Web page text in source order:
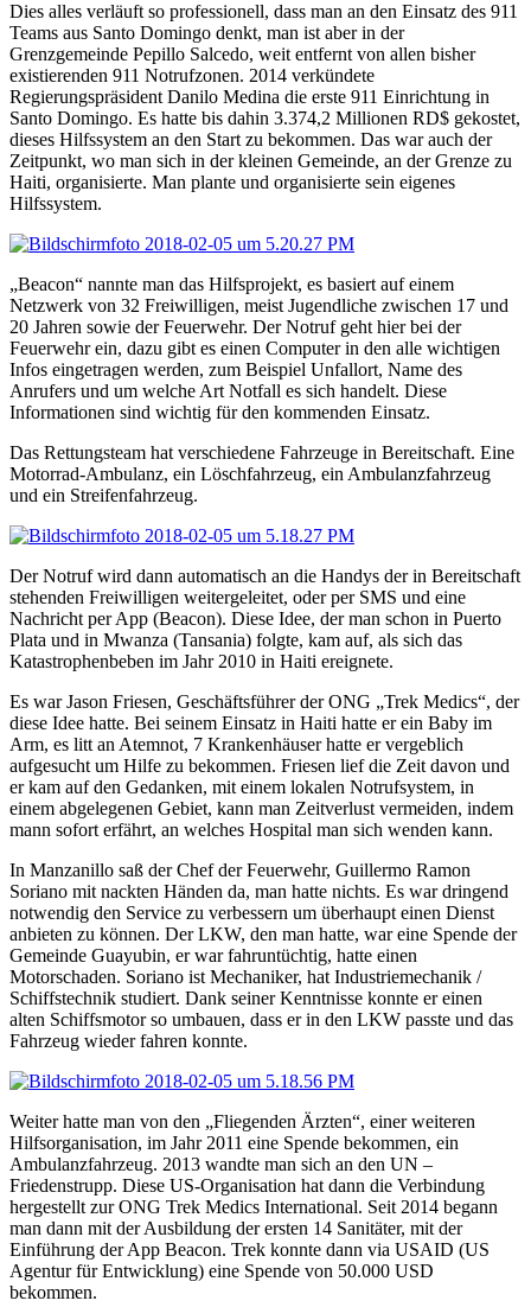
Dies alles verläuft so professionell, dass man an den Einsatz des 911
Teams aus Santo Domingo denkt, man ist aber in der
Grenzgemeinde Pepillo Salcedo, weit entfernt von allen bisher
existierenden 911 Notrufzonen. 2014 verkündete
Regierungspräsident Danilo Medina die erste 911 Einrichtung in
Santo Domingo. Es hatte bis dahin 3.374,2 Millionen RD$ gekostet,
dieses Hilfssystem an den Start zu bekommen. Das war auch der
Zeitpunkt, wo man sich in der kleinen Gemeinde, an der Grenze zu
Haiti, organisierte. Man plante und organisierte sein eigenes
Hilfssystem.
„Beacon“ nannte man das Hilfsprojekt, es basiert auf einem
Netzwerk von 32 Freiwilligen, meist Jugendliche zwischen 17 und
20 Jahren sowie der Feuerwehr. Der Notruf geht hier bei der
Feuerwehr ein, dazu gibt es einen Computer in den alle wichtigen
Infos eingetragen werden, zum Beispiel Unfallort, Name des
Anrufers und um welche Art Notfall es sich handelt. Diese
Informationen sind wichtig für den kommenden Einsatz.
Das Rettungsteam hat verschiedene Fahrzeuge in Bereitschaft. Eine
Motorrad-Ambulanz, ein Löschfahrzeug, ein Ambulanzfahrzeug
und ein Streifenfahrzeug.
Der Notruf wird dann automatisch an die Handys der in Bereitschaft
stehenden Freiwilligen weitergeleitet, oder per SMS und eine
Nachricht per App (Beacon). Diese Idee, der man schon in Puerto
Plata und in Mwanza (Tansania) folgte, kam auf, als sich das
Katastrophenbeben im Jahr 2010 in Haiti ereignete.
Es war Jason Friesen, Geschäftsführer der ONG „Trek Medics“, der
diese Idee hatte. Bei seinem Einsatz in Haiti hatte er ein Baby im
Arm, es litt an Atemnot, 7 Krankenhäuser hatte er vergeblich
aufgesucht um Hilfe zu bekommen. Friesen lief die Zeit davon und
er kam auf den Gedanken, mit einem lokalen Notrufsystem, in
einem abgelegenen Gebiet, kann man Zeitverlust vermeiden, indem
mann sofort erfährt, an welches Hospital man sich wenden kann.
In Manzanillo saß der Chef der Feuerwehr, Guillermo Ramon
Soriano mit nackten Händen da, man hatte nichts. Es war dringend
notwendig den Service zu verbessern um überhaupt einen Dienst
anbieten zu können. Der LKW, den man hatte, war eine Spende der
Gemeinde Guayubin, er war fahruntüchtig, hatte einen
Motorschaden. Soriano ist Mechaniker, hat Industriemechanik /
Schiffstechnik studiert. Dank seiner Kenntnisse konnte er einen
alten Schiffsmotor so umbauen, dass er in den LKW passte und das
Fahrzeug wieder fahren konnte.
Weiter hatte man von den „Fliegenden Ärzten“, einer weiteren
Hilfsorganisation, im Jahr 2011 eine Spende bekommen, ein
Ambulanzfahrzeug. 2013 wandte man sich an den UN –
Friedenstrupp. Diese US-Organisation hat dann die Verbindung
hergestellt zur ONG Trek Medics International. Seit 2014 begann
man dann mit der Ausbildung der ersten 14 Sanitäter, mit der
Einführung der App Beacon. Trek konnte dann via USAID (US
Agentur für Entwicklung) eine Spende von 50.000 USD
bekommen.